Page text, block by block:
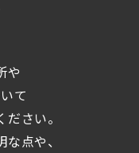
や
て
さい。
点や、